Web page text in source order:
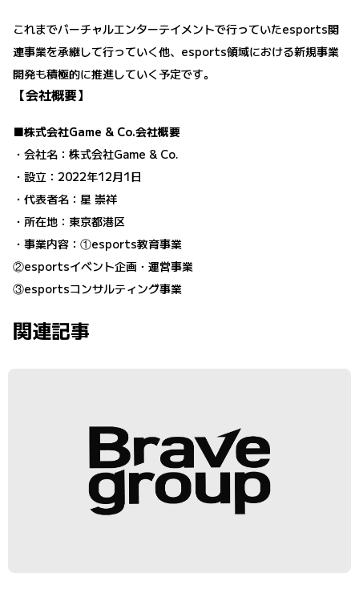
これまでバーチャルエンターテイメントで行っていたesports関
連事業を承継して行っていく他、esports領域における新規事業
開発も積極的に推進していく予定です。
【会社概要】
■株式会社Game & Co.会社概要
・会社名：株式会社Game & Co.
・設立：2022年12月1日
・代表者名：星 崇祥
・所在地：東京都港区
・事業内容：①esports教育事業
②esportsイベント企画・運営事業
③esportsコンサルティング事業
関連記事